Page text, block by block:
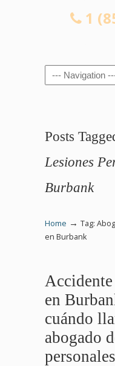
1
Navigation
Posts
Lesiones
Burbank
Home → Tag:
en Burbank
en
cuándo
abogado
personales